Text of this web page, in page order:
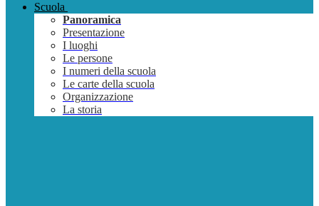
Scuola
Panoramica
Presentazione
I luoghi
Le persone
I numeri della scuola
Le carte della scuola
Organizzazione
La storia